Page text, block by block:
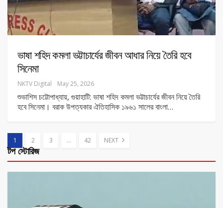
ভাষা শহিদ কমলা ভট্টাচার্যের জীবন আধার নিয়ে তৈরি হবে
সিনেমা
NKTV Digital May 25, 2026
শুভাশিস চট্টোপাধ্যায়, গুয়াহাটি: ভাষা শহিদ কমলা ভট্টাচার্যের জীবন নিয়ে তৈরি
হবে সিনেমা। বরাক উপত্যকার ঐতিহাসিক ১৯৬১ সালের বাংলা…
1 2 3 … 42 NEXT
টপ স্টোরিজ